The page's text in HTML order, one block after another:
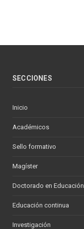
SECCIONES
Inicio
Académicos
Sello formativo
Magíster
Doctorado en Educación
Educación continua
Investigación